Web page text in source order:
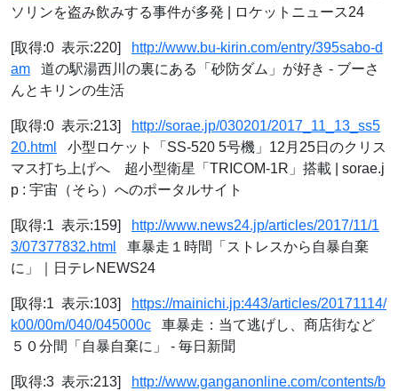
ソリンを盗み飲みする事件が多発 | ロケットニュース24
[取得:0 表示:220]
http://www.bu-kirin.com/entry/395sabo-d
am 道の駅湯西川の裏にある「砂防ダム」が好き - ブーさ
んとキリンの生活
[取得:0 表示:213]
http://sorae.jp/030201/2017_11_13_ss5
20.html
小型ロケット「SS-520 5号機」12月25日のクリス
マス打ち上げへ 超小型衛星「TRICOM-1R」搭載 | sorae.j
p : 宇宙（そら）へのポータルサイト
[取得:1 表示:159]
http://www.news24.jp/articles/2017/11/1
3/07377832.html
車暴走１時間「ストレスから自暴自棄
に」｜日テレNEWS24
[取得:1 表示:103]
https://mainichi.jp:443/articles/20171114/
k00/00m/040/045000c 車暴走：当て逃げし、商店街など
５０分間「自暴自棄に」 - 毎日新聞
[取得:3 表示:213]
http://www.ganganonline.com/contents/b